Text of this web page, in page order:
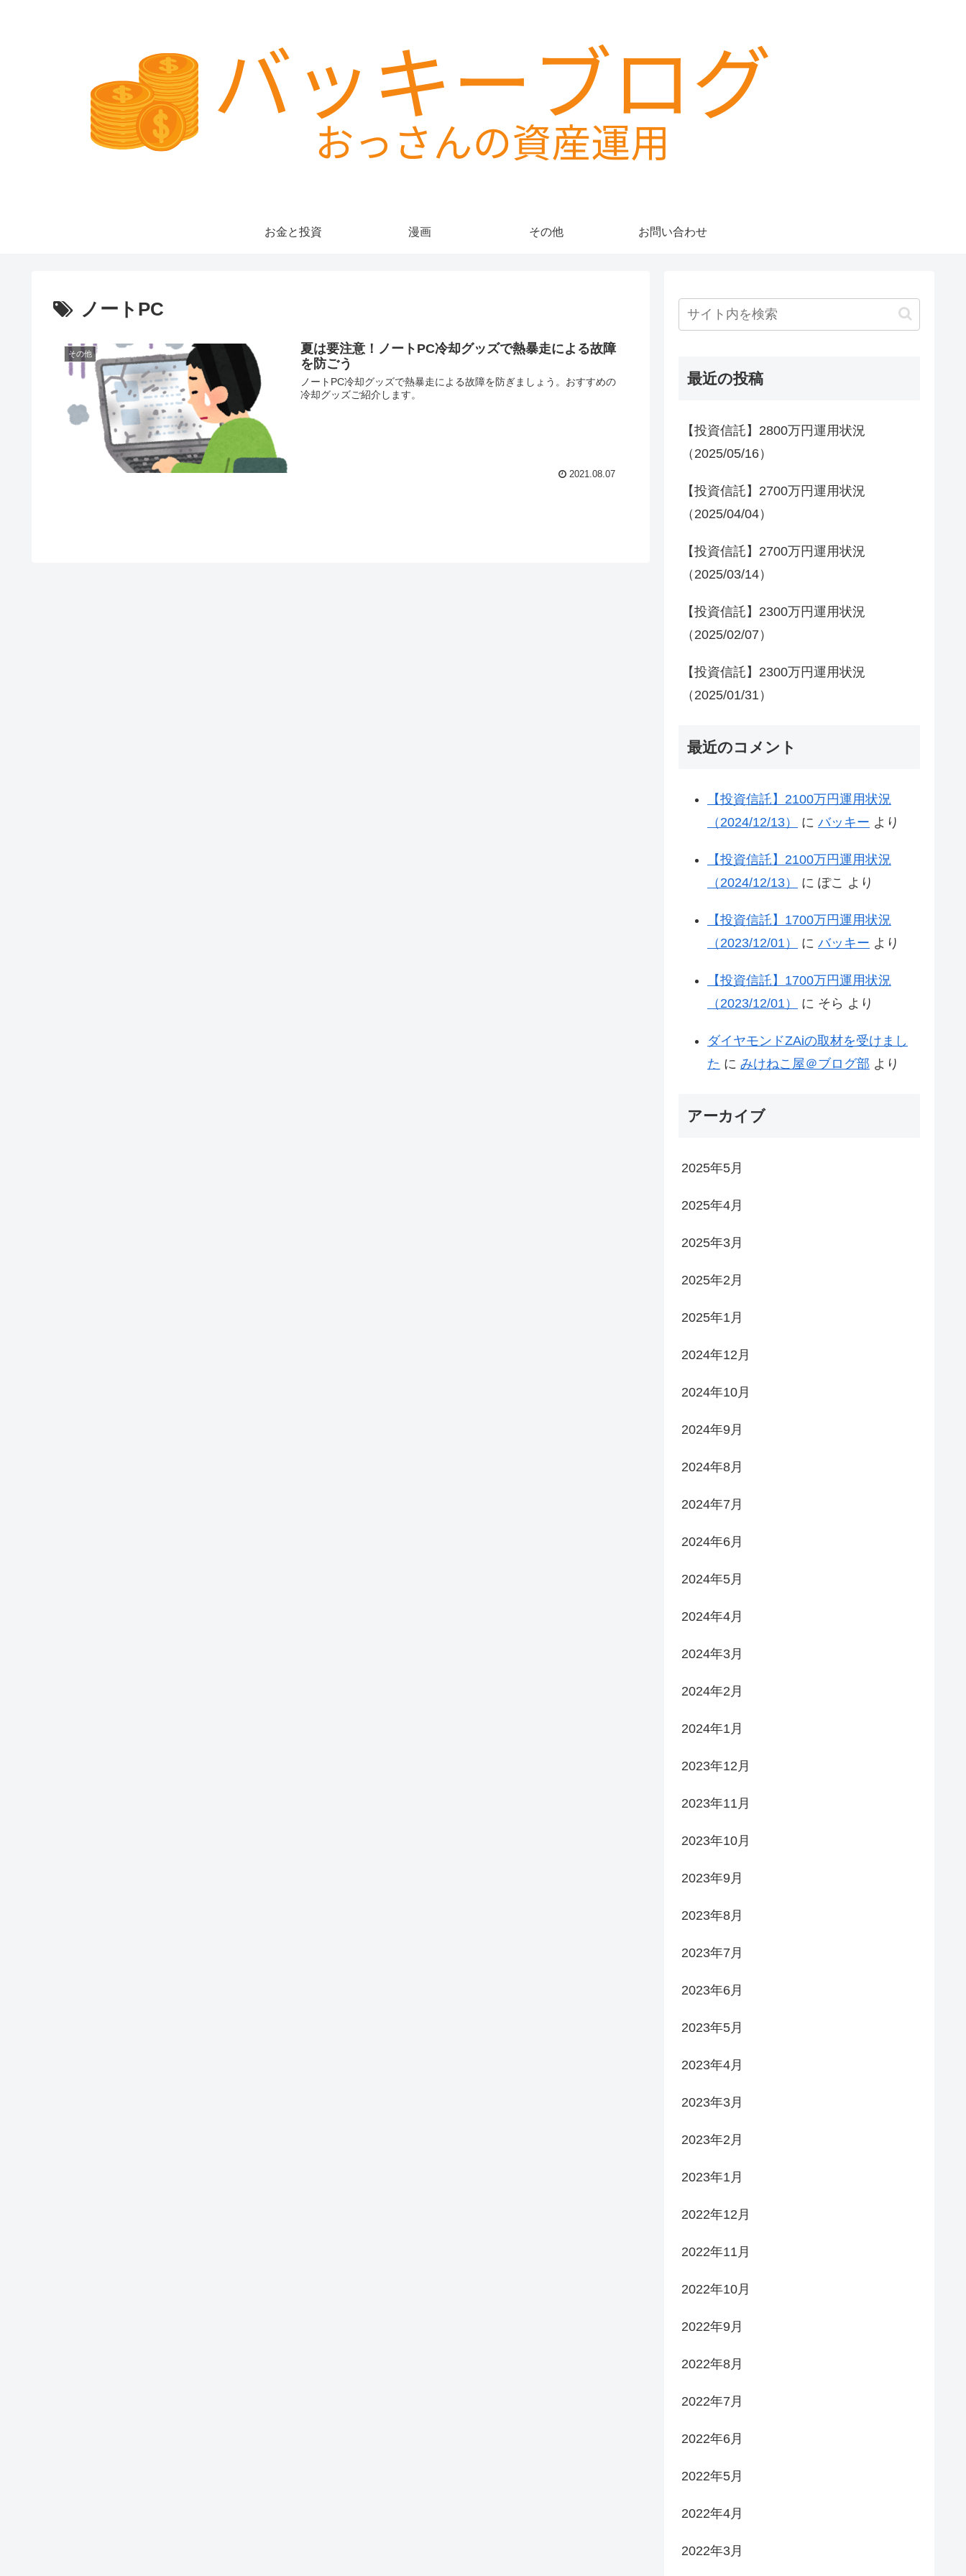
お金と投資 漫画 その他 お問い合わせ
ノートPC
その他
夏は要注意！ノートPC冷却グッズで熱暴走による故障
を防ごう
ノートPC冷却グッズで熱暴走による故障を防ぎましょう。おすすめの
冷却グッズご紹介します。
2021.08.07
最近の投稿
【投資信託】2800万円運用状況
（2025/05/16）
【投資信託】2700万円運用状況
（2025/04/04）
【投資信託】2700万円運用状況
（2025/03/14）
【投資信託】2300万円運用状況
（2025/02/07）
【投資信託】2300万円運用状況
（2025/01/31）
最近のコメント
【投資信託】2100万円運用状況
（2024/12/13）
に バッキー より
【投資信託】2100万円運用状況
（2024/12/13）
に ぽこ より
【投資信託】1700万円運用状況
（2023/12/01）
に バッキー より
【投資信託】1700万円運用状況
（2023/12/01）
に そら より
ダイヤモンドZAiの取材を受けまし
た に みけねこ屋＠ブログ部 より
アーカイブ
2025年5月
2025年4月
2025年3月
2025年2月
2025年1月
2024年12月
2024年10月
2024年9月
2024年8月
2024年7月
2024年6月
2024年5月
2024年4月
2024年3月
2024年2月
2024年1月
2023年12月
2023年11月
2023年10月
2023年9月
2023年8月
2023年7月
2023年6月
2023年5月
2023年4月
2023年3月
2023年2月
2023年1月
2022年12月
2022年11月
2022年10月
2022年9月
2022年8月
2022年7月
2022年6月
2022年5月
2022年4月
2022年3月